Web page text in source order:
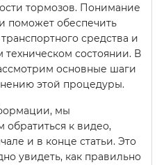
тормозов. Понимание
поможет обеспечить
средства и
техническом состоянии. В
основные шаги
этой процедуры.
мы
обратиться к видео,
и в конце статьи. Это
увидеть, как правильно